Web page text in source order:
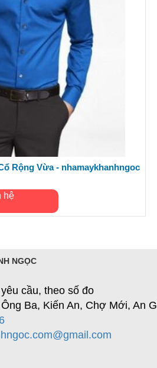
Rộng Vừa - nhamaykhanhngoc
hệ
NGỌC
cầu, theo số đo
Ba, Kiến An, Chợ Mới, An